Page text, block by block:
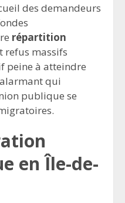
des demandeurs
répartition
refus massifs
peine à atteindre
qui
publique se
en Île-de-